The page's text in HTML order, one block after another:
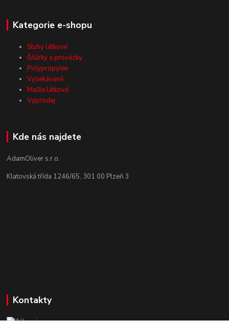
Kategorie e-shopu
Stuhy látkové
Šňůrky a provázky
Polypropylen
Vysekávané
Mašle látkové
Výprodej
Kde nás najdete
AdamOliver s.r.o.
Klatovská třída 1246/65, 301 00 Plzeň 3
Kontakty